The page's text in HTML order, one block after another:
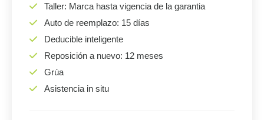
Taller: Marca hasta vigencia de la garantia
Auto de reemplazo: 15 días
Deducible inteligente
Reposición a nuevo: 12 meses
Grúa
Asistencia in situ